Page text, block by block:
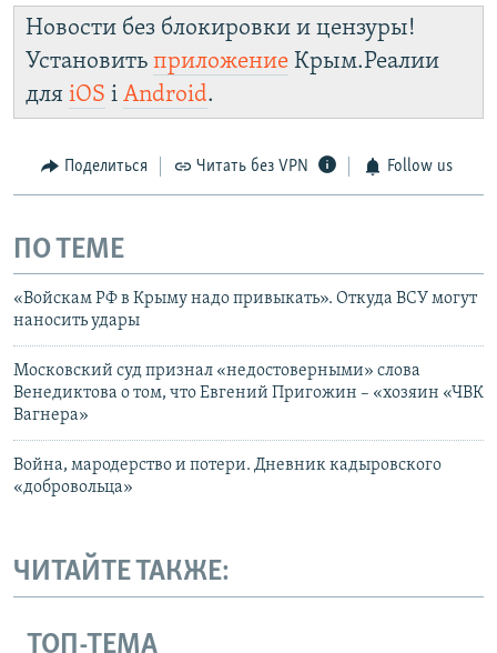
Новости без блокировки и цензуры!
Установить приложение Крым.Реалии
для iOS і Android.
Поделиться Читать без VPN Follow us
ПО ТЕМЕ
«Войскам РФ в Крыму надо привыкать». Откуда ВСУ могут
наносить удары
Московский суд признал «недостоверными» слова
Венедиктова о том, что Евгений Пригожин – «хозяин «ЧВК
Вагнера»
Война, мародерство и потери. Дневник кадыровского
«добровольца»
ЧИТАЙТЕ ТАКЖЕ:
ТОП-ТЕМА